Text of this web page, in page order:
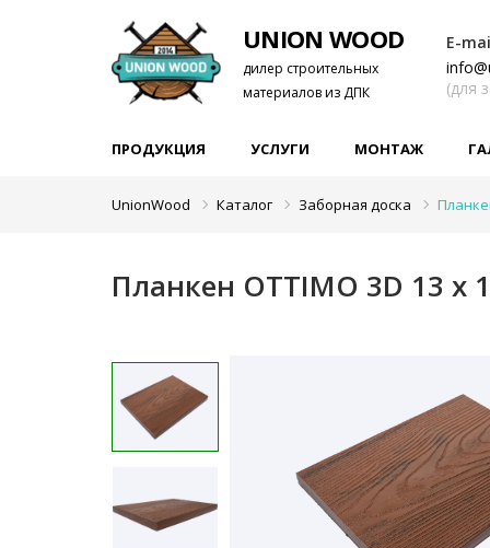
UNION WOOD
дилер строительных
материалов из ДПК
E-
(для
ПРОДУКЦИЯ УСЛУГИ МОНТАЖ
UnionWood Каталог Заборная доска
Планкен OTTIMO 3D 13 х